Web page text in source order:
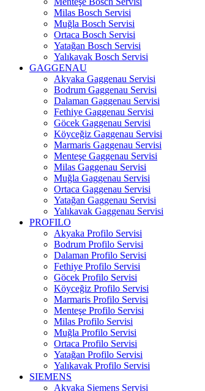
Milas Bosch Servisi
Muğla Bosch Servisi
Ortaca Bosch Servisi
Yatağan Bosch Servisi
Yalıkavak Bosch Servisi
GAGGENAU
Akyaka Gaggenau Servisi
Bodrum Gaggenau Servisi
Dalaman Gaggenau Servisi
Fethiye Gaggenau Servisi
Göcek Gaggenau Servisi
Köyceğiz Gaggenau Servisi
Marmaris Gaggenau Servisi
Menteşe Gaggenau Servisi
Milas Gaggenau Servisi
Muğla Gaggenau Servisi
Ortaca Gaggenau Servisi
Yatağan Gaggenau Servisi
Yalıkavak Gaggenau Servisi
PROFILO
Akyaka Profilo Servisi
Bodrum Profilo Servisi
Dalaman Profilo Servisi
Fethiye Profilo Servisi
Göcek Profilo Servisi
Köyceğiz Profilo Servisi
Marmaris Profilo Servisi
Menteşe Profilo Servisi
Milas Profilo Servisi
Muğla Profilo Servisi
Ortaca Profilo Servisi
Yatağan Profilo Servisi
Yalıkavak Profilo Servisi
SIEMENS
Akyaka Siemens Servisi